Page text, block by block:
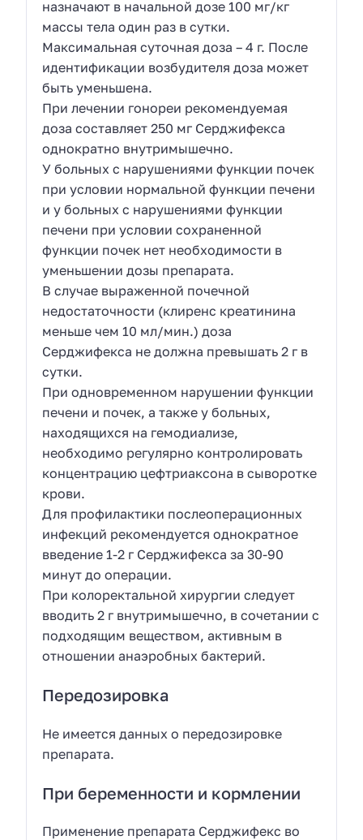
назначают в начальной дозе 100 мг/кг
массы тела один раз в сутки.
Максимальная суточная доза – 4 г. После
идентификации возбудителя доза может
быть уменьшена.
При лечении гонореи рекомендуемая
доза составляет 250 мг Серджифекса
однократно внутримышечно.
У больных с нарушениями функции почек
при условии нормальной функции печени
и у больных с нарушениями функции
печени при условии сохраненной
функции почек нет необходимости в
уменьшении дозы препарата.
В случае выраженной почечной
недостаточности (клиренс креатинина
меньше чем 10 мл/мин.) доза
Серджифекса не должна превышать 2 г в
сутки.
При одновременном нарушении функции
печени и почек, а также у больных,
находящихся на гемодиализе,
необходимо регулярно контролировать
концентрацию цефтриаксона в сыворотке
крови.
Для профилактики послеоперационных
инфекций рекомендуется однократное
введение 1-2 г Серджифекса за 30-90
минут до операции.
При колоректальной хирургии следует
вводить 2 г внутримышечно, в сочетании с
подходящим веществом, активным в
отношении анаэробных бактерий.
Передозировка
Не имеется данных о передозировке
препарата.
При беременности и кормлении
Применение препарата Серджифекс во